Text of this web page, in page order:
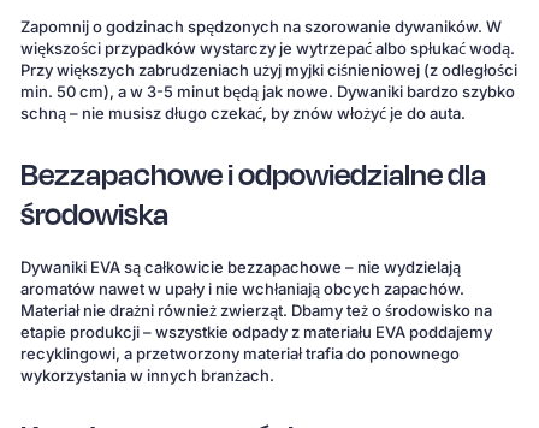
Zapomnij o godzinach spędzonych na szorowanie dywaników. W
większości przypadków wystarczy je wytrzepać albo spłukać wodą.
Przy większych zabrudzeniach użyj myjki ciśnieniowej (z odległości
min. 50 cm), a w 3-5 minut będą jak nowe. Dywaniki bardzo szybko
schną – nie musisz długo czekać, by znów włożyć je do auta.
Bezzapachowe i odpowiedzialne dla
środowiska
Dywaniki EVA są całkowicie bezzapachowe – nie wydzielają
aromatów nawet w upały i nie wchłaniają obcych zapachów.
Materiał nie drażni również zwierząt. Dbamy też o środowisko na
etapie produkcji – wszystkie odpady z materiału EVA poddajemy
recyklingowi, a przetworzony materiał trafia do ponownego
wykorzystania w innych branżach.